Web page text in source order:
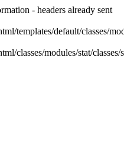
- headers already sent
templates/default/classes/
classes/modules/stat/classes/